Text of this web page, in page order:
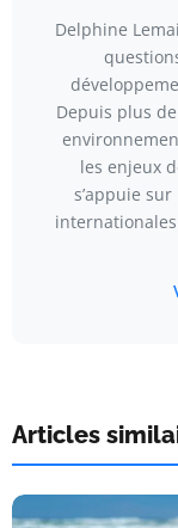
Delphine
Depuis plus
les enjeux
s’appuie
Articles